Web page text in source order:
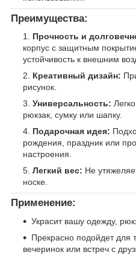
Преимущества:
Прочность и
корпус с защитным
устойчивость к внешним
Креативный дизайн:
рисунок.
Универсальность:
рюкзак, сумку или шапку.
Подарочная идея:
рождения, праздник или
настроения.
Легкий вес: Не
носке.
Применение:
Украсит вашу одежду,
Прекрасно подойдет для
вечеринок или встреч с